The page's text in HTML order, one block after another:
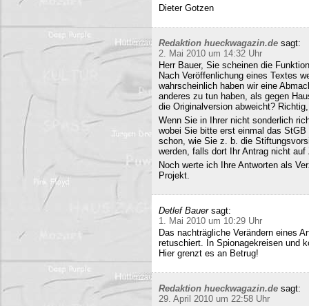
Dieter Gotzen
Redaktion hueckwagazin.de sagt:
2. Mai 2010 um 14:32 Uhr
Herr Bauer, Sie scheinen die
Nach Veröffenlichung eines Textes
wahrscheinlich haben wir eine
anderes zu tun haben, als gegen
die Originalversion abweicht?
Wenn Sie in Ihrer nicht sonderlich
wobei Sie bitte erst einmal das
schon, wie Sie z. b. die
werden, falls dort Ihr Antrag nicht
Noch werte ich Ihre Antworten als
Projekt.
Detlef Bauer sagt:
1. Mai 2010 um 10:29 Uhr
Das nachträgliche Verändern eines
retuschiert. In Spionagekreisen und
Hier grenzt es an Betrug!
Redaktion hueckwagazin.de sagt:
29. April 2010 um 22:58 Uhr